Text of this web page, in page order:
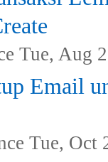
Tue, Aug
Email
Tue, Oct